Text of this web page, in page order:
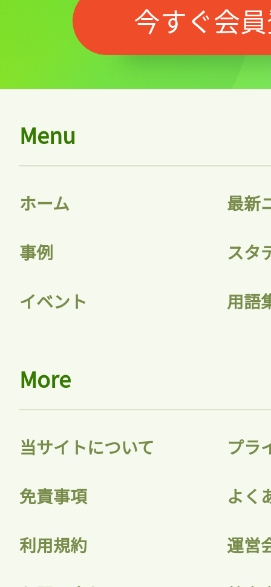
今すぐ会
Menu
ホーム 最新
事例 スタ
イベント 用語
More
当サイトについて プラ
免責事項 よく
利用規約 運営